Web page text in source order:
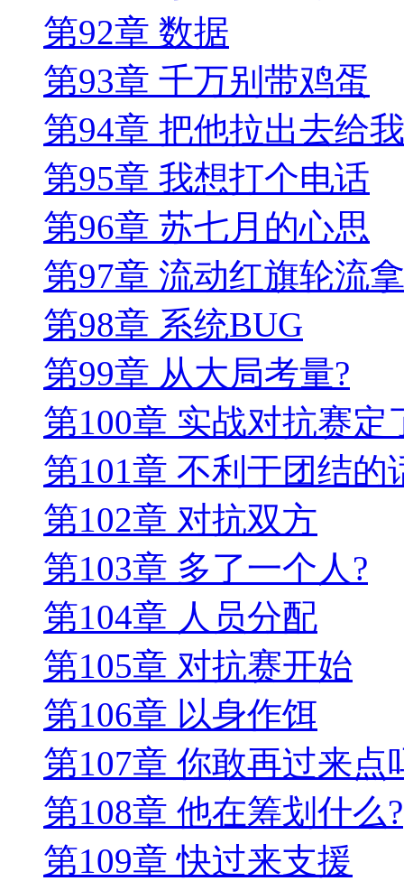
第92章 数据
第93章 千万别带鸡蛋
第94章 把他拉出去给
第95章 我想打个电话
第96章 苏七月的心思
第97章 流动红旗轮流拿
第98章 系统BUG
第99章 从大局考量?
第100章 实战对抗赛定
第101章 不利于团结的
第102章 对抗双方
第103章 多了一个人?
第104章 人员分配
第105章 对抗赛开始
第106章 以身作饵
第107章 你敢再过来点
第108章 他在筹划什么?
第109章 快过来支援